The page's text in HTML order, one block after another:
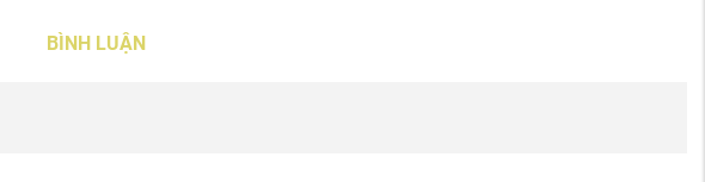
BÌNH LUẬN